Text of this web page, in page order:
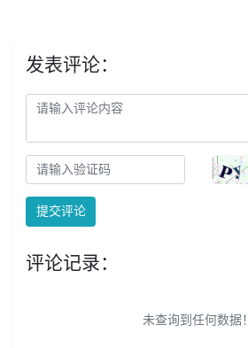
发表评论：
提交评论
评论记录：
未查询到任何数据！